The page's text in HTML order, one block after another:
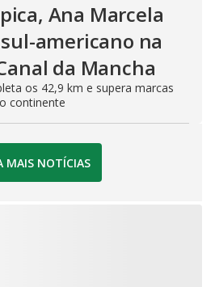
Ana Marcela
americano na
da Mancha
os 42,9 km e supera marcas
continente
MAIS NOTÍCIAS